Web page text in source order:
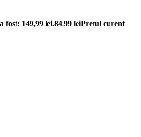
fost: 149,99 lei.84,99 leiPrețul curent